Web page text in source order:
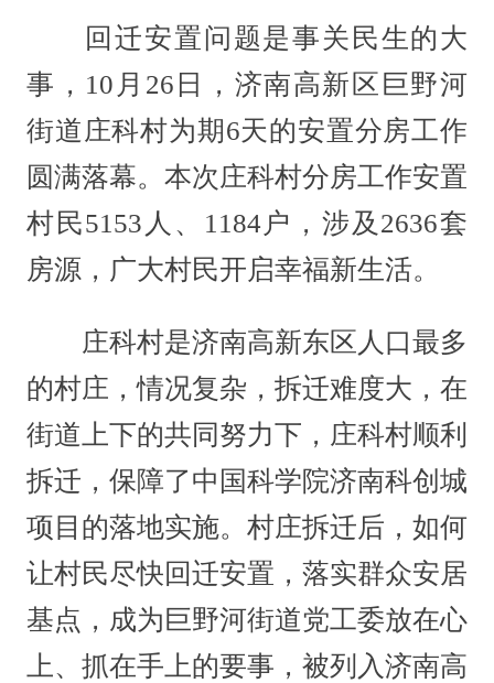
回迁安置问题是事关民生的大
事，10月26日，济南高新区巨野河
街道庄科村为期6天的安置分房工作
圆满落幕。本次庄科村分房工作安置
村民5153人、1184户，涉及2636套
房源，广大村民开启幸福新生活。
庄科村是济南高新东区人口最多
的村庄，情况复杂，拆迁难度大，在
街道上下的共同努力下，庄科村顺利
拆迁，保障了中国科学院济南科创城
项目的落地实施。村庄拆迁后，如何
让村民尽快回迁安置，落实群众安居
基点，成为巨野河街道党工委放在心
上、抓在手上的要事，被列入济南高